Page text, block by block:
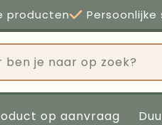
producten Persoonlijke
op aanvraag